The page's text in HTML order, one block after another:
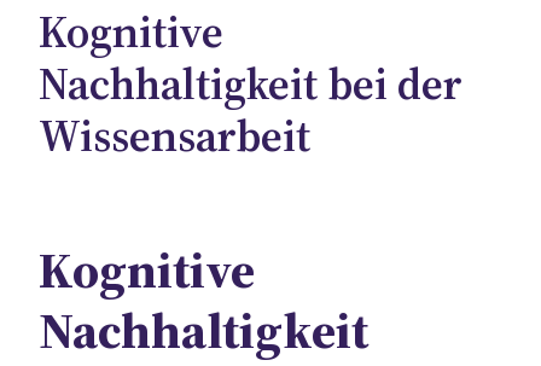
Kognitive
Nachhaltigkeit bei der
Wissensarbeit
Kognitive
Nachhaltigkeit